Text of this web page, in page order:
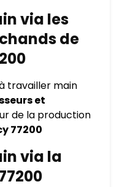
via les
de
travailler main
et
de la production
77200
via la